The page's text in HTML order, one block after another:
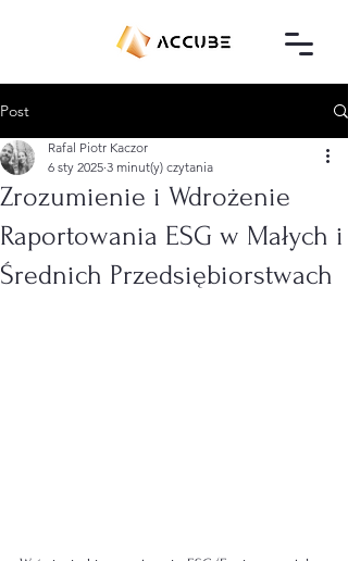
Post
Zrozumienie i Wdrożenie
Raportowania ESG w Małych i
Średnich Przedsiębiorstwach
Rafal Piotr Kaczor
6 sty 2025 3 minut(y) czytania